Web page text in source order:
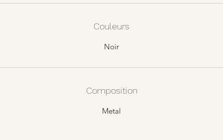
Couleurs
Noir
Composition
Metal